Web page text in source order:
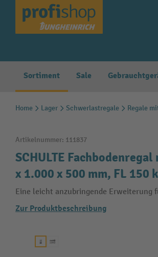
Zur Hauptnavigation springen
Sortiment Sale
Home Lager Schwerlastregale Regale
Artikelnummer: 111837
SCHULTE
x 1.000 x 500 mm, FL 150
Eine leicht anzubringende Erweiterung
Zur Produktbeschreibung